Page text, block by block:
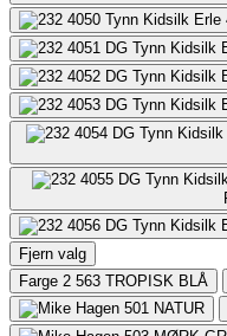
Fjern valg
Farge 2 563 TROPISK BLÅ
501 NATUR